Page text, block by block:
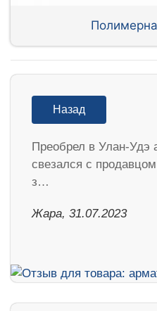
Назад
Преобрел в Улан-Удэ
свезался с
з…
Жара, 31.07.2023